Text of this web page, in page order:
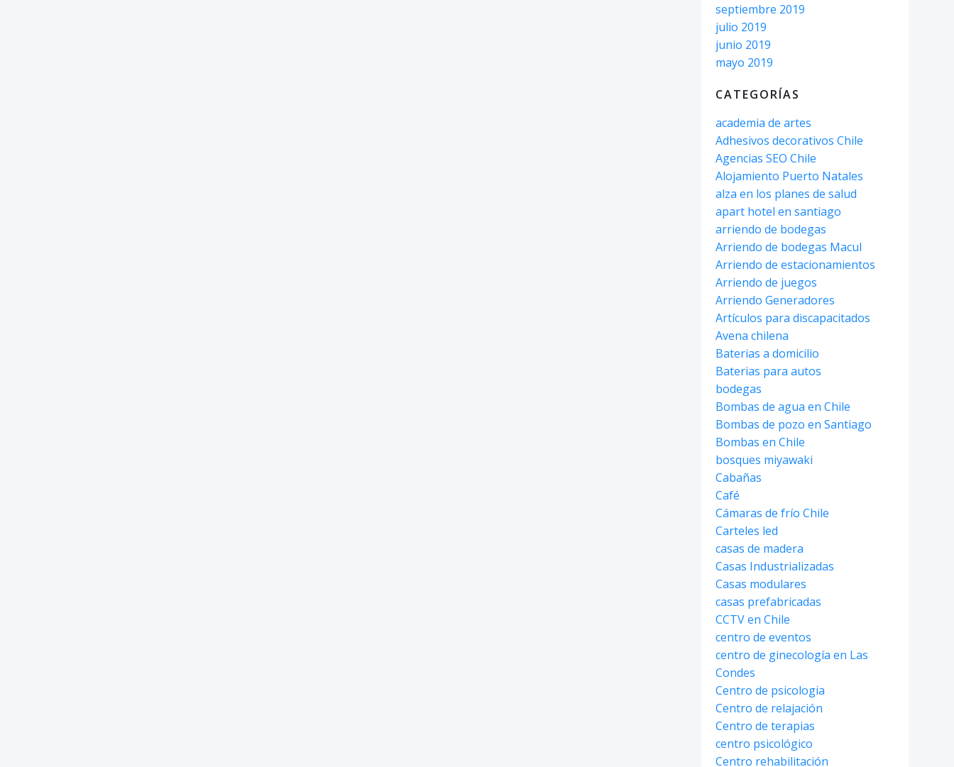
septiembre 2019
julio 2019
junio 2019
mayo 2019
CATEGORÍAS
academia de artes
Adhesivos decorativos Chile
Agencias SEO Chile
Alojamiento Puerto Natales
alza en los planes de salud
apart hotel en santiago
arriendo de bodegas
Arriendo de bodegas Macul
Arriendo de estacionamientos
Arriendo de juegos
Arriendo Generadores
Artículos para discapacitados
Avena chilena
Baterias a domicilio
Baterias para autos
bodegas
Bombas de agua en Chile
Bombas de pozo en Santiago
Bombas en Chile
bosques miyawaki
Cabañas
Café
Cámaras de frío Chile
Carteles led
casas de madera
Casas Industrializadas
Casas modulares
casas prefabricadas
CCTV en Chile
centro de eventos
centro de ginecología en Las
Condes
Centro de psicologia
Centro de relajación
Centro de terapias
centro psicológico
Centro rehabilitación